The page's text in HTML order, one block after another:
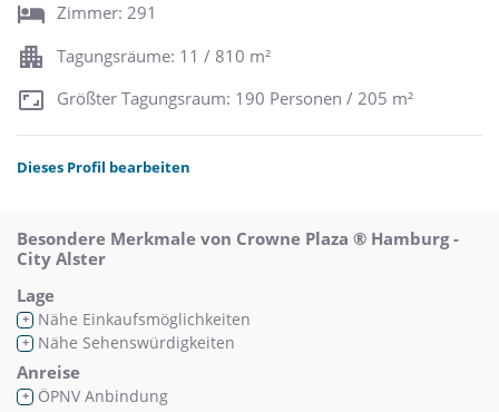
Zimmer: 291
Tagungsräume: 11 / 810 m²
Größter Tagungsraum: 190 Personen / 205 m²
Dieses Profil bearbeiten
Besondere Merkmale von Crowne Plaza ® Hamburg -
City Alster
Lage
+ Nähe Einkaufsmöglichkeiten
+ Nähe Sehenswürdigkeiten
Anreise
+ ÖPNV Anbindung